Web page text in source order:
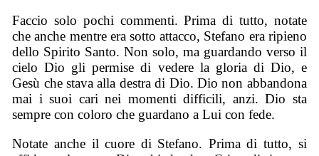
Faccio solo pochi commenti. Prima di tutto, notate
che anche mentre era sotto attacco, Stefano era ripieno
dello Spirito Santo. Non solo, ma guardando verso il
cielo Dio gli permise di vedere la gloria di Dio, e
Gesù che stava alla destra di Dio. Dio non abbandona
mai i suoi cari nei momenti difficili, anzi. Dio sta
sempre con coloro che guardano a Lui con fede.
Notate anche il cuore di Stefano. Prima di tutto, si